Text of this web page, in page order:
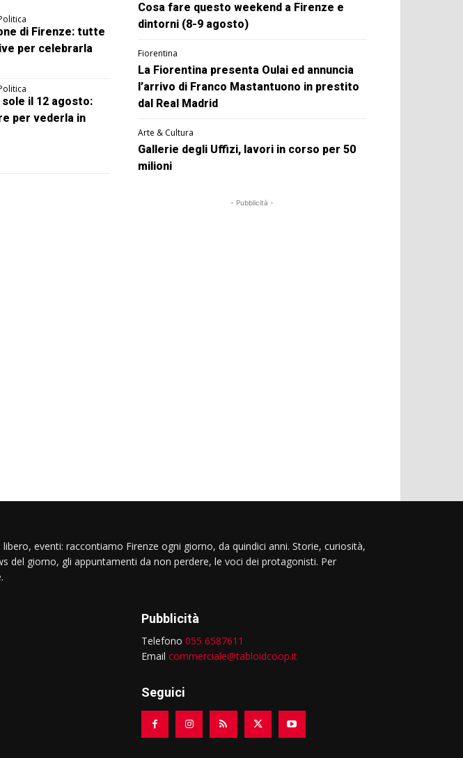
di Firenze: tutte
per celebrarla
sole il 12 agosto:
per vederla in
Cosa fare questo weekend a Firenze e
dintorni (8-9 agosto)
Fiorentina
La Fiorentina presenta Oulai ed annuncia
l’arrivo di Franco Mastantuono in prestito
dal Real Madrid
Arte & Cultura
Gallerie degli Uffizi, lavori in corso per 50
milioni
- Pubblicità -
eventi: raccontiamo Firenze ogni giorno, da quindici anni. Storie, curiosità,
del giorno, gli appuntamenti da non perdere, le voci dei protagonisti. Per
Pubblicità
Telefono 055 6587611
Email commerciale@tabloidcoop.it
Seguici